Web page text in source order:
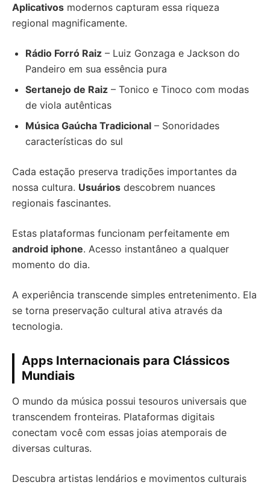
Aplicativos modernos capturam essa riqueza
regional magnificamente.
Rádio Forró Raiz – Luiz Gonzaga e Jackson do
Pandeiro em sua essência pura
Sertanejo de Raiz – Tonico e Tinoco com modas
de viola autênticas
Música Gaúcha Tradicional – Sonoridades
características do sul
Cada estação preserva tradições importantes da
nossa cultura. Usuários descobrem nuances
regionais fascinantes.
Estas plataformas funcionam perfeitamente em
android iphone. Acesso instantâneo a qualquer
momento do dia.
A experiência transcende simples entretenimento. Ela
se torna preservação cultural ativa através da
tecnologia.
Apps Internacionais para Clássicos
Mundiais
O mundo da música possui tesouros universais que
transcendem fronteiras. Plataformas digitais
conectam você com essas joias atemporais de
diversas culturas.
Descubra artistas lendários e movimentos culturais